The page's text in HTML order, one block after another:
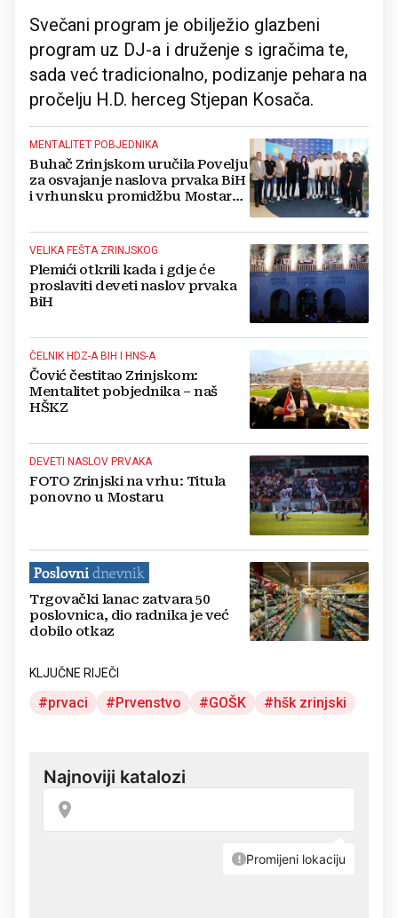
Svečani program je obilježio glazbeni
program uz DJ-a i druženje s igračima te,
sada već tradicionalno, podizanje pehara na
pročelju H.D. herceg Stjepan Kosača.
MENTALITET POBJEDNIKA
Buhač Zrinjskom uručila Povelju
za osvajanje naslova prvaka BiH
i vrhunsku promidžbu Mostara i
VELIKA FEŠTA ZRINJSKOG
Plemići otkrili kada i gdje će
proslaviti deveti naslov prvaka
BiH
ČELNIK HDZ-A BIH I HNS-A
Čović čestitao Zrinjskom:
Mentalitet pobjednika – naš
HŠKZ
DEVETI NASLOV PRVAKA
FOTO Zrinjski na vrhu: Titula
ponovno u Mostaru
Trgovački lanac zatvara 50
poslovnica, dio radnika je već
dobilo otkaz
KLJUČNE RIJEČI
prvaci Prvenstvo GOŠK hšk zrinjski